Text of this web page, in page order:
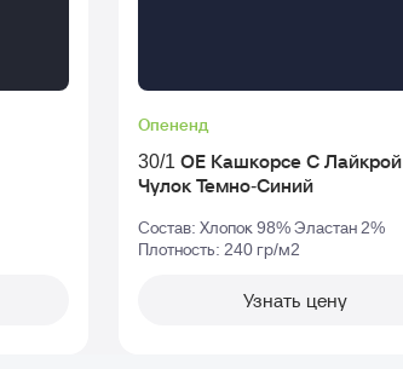
Опененд
30/1 ОЕ Кашкорсе С Лайкрой
Чулок Темно-Синий
Состав: Хлопок 98% Эластан 2%
Плотность: 240 гр/м2
Узнать цену